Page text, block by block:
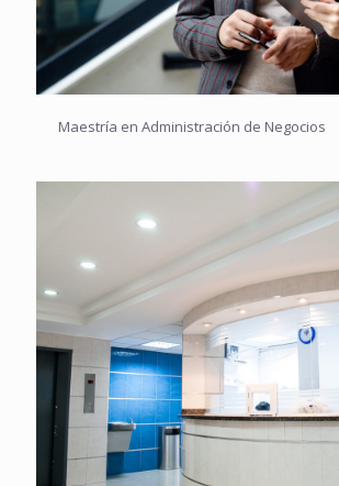
Maestría en Administración de Negocios